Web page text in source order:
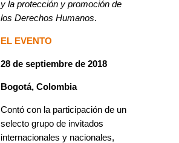
y la protección y promoción de
los Derechos Humanos.
EL EVENTO
28 de septiembre de 2018
Bogotá, Colombia
Contó con la participación de un
selecto grupo de invitados
internacionales y nacionales,